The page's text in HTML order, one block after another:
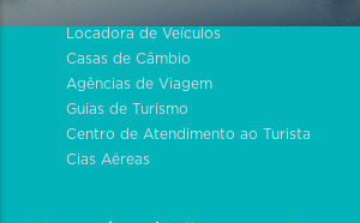
Locadora de Veículos
Casas de Câmbio
Agências de Viagem
Guias de Turismo
Centro de Atendimento ao Turista
Cias Aéreas